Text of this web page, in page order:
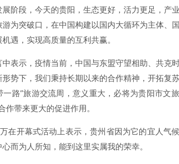
阶段，今天的贵阳，生态更好，活力更足，产
为突破口，在中国构建以国内大循环为主体、
遇，实现高质量的互利共赢。
表示，疫情当前，中国与东盟守望相助、共克
势下，我们秉持长期以来的合作精神，开拓复
路”旅游交流周，意义重大，必将为贵阳市文
带来更大的促进作用。
在开幕式活动上表示，贵州省因为它的宜人气
而为人所知，能到这里实属我的荣幸。